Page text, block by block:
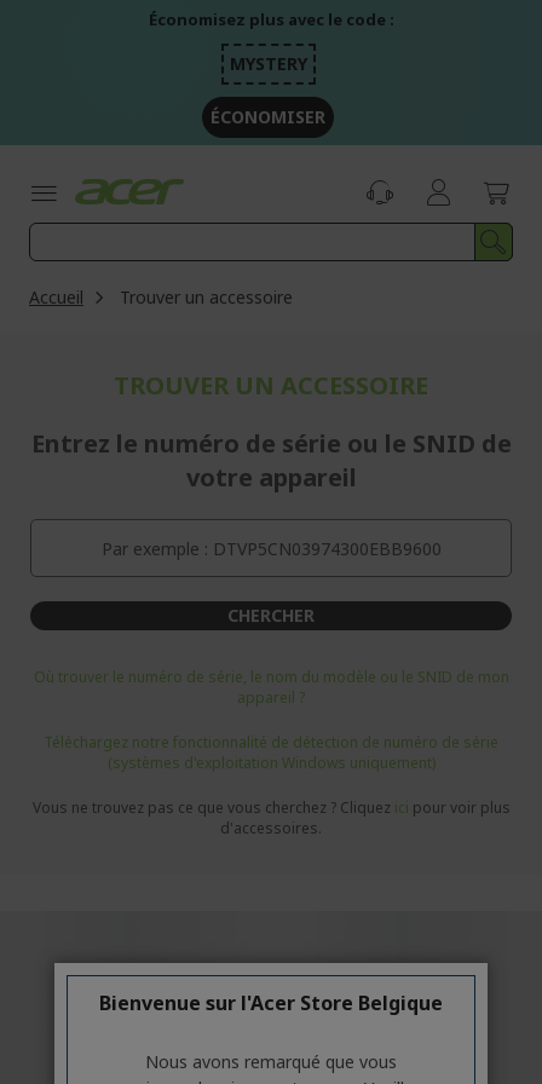
Économisez plus avec le code :
MYSTERY
ÉCONOMISER
Accueil Trouver un accessoire
TROUVER UN ACCESSOIRE
Entrez le numéro de série ou le SNID de
votre appareil
CHERCHER
Où trouver le numéro de série, le nom du modèle ou le SNID de mon
appareil ?
Téléchargez notre fonctionnalité de détection de numéro de série
(systèmes d'exploitation Windows uniquement)
Vous ne trouvez pas ce que vous cherchez ? Cliquez ici pour voir plus
d'accessoires.
Bienvenue sur l'Acer Store Belgique
Nous avons remarqué que vous